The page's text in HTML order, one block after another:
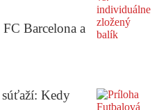
Barcelona a
Kedy